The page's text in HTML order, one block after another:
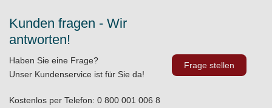
Kunden fragen - Wir
antworten!
Haben Sie eine Frage?
Unser Kundenservice ist für Sie da!
Kostenlos per Telefon: 0 800 001 006 8
Frage stellen